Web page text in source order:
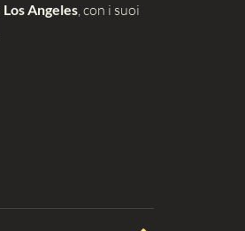
Los Angeles, con i suoi